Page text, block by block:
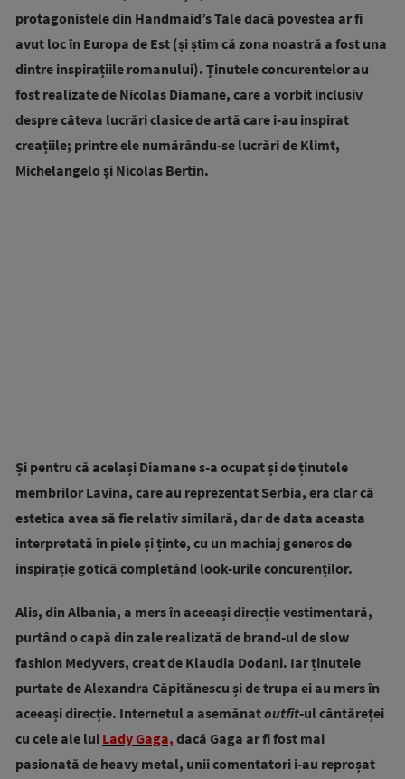
protagonistele din Handmaid’s Tale dacă povestea ar fi
avut loc în Europa de Est (și știm că zona noastră a fost una
dintre inspirațiile romanului). Ținutele concurentelor au
fost realizate de Nicolas Diamane, care a vorbit inclusiv
despre câteva lucrări clasice de artă care i-au inspirat
creațiile; printre ele numărându-se lucrări de Klimt,
Michelangelo și Nicolas Bertin.
Și pentru că același Diamane s-a ocupat și de ținutele
membrilor Lavina, care au reprezentat Serbia, era clar că
estetica avea să fie relativ similară, dar de data aceasta
interpretată în piele și ținte, cu un machiaj generos de
inspirație gotică completând look-urile concurenților.
Alis, din Albania, a mers în aceeași direcție vestimentară,
purtând o capă din zale realizată de brand-ul de slow
fashion Medyvers, creat de Klaudia Dodani. Iar ținutele
purtate de Alexandra Căpitănescu și de trupa ei au mers în
aceeași direcție. Internetul a asemănatoutfit-ul cântăreței
cu cele ale lui Lady Gaga, dacă Gaga ar fi fost mai
pasionată de heavy metal, unii comentatori i-au reproșat